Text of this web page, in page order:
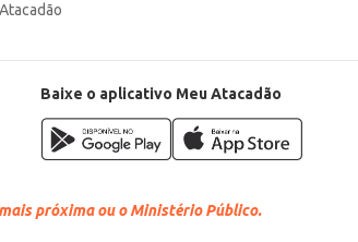
Baixe o aplicativo Meu Atacadão
próxima ou o Ministério Público.